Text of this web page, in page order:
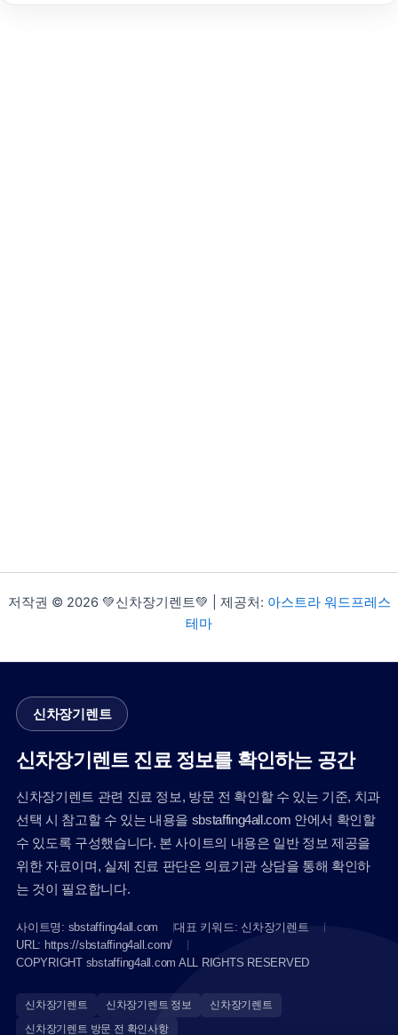
저작권 © 2026 💚신차장기렌트💚 | 제공처: 아스트라 워드프레스
테마
신차장기렌트
신차장기렌트 진료 정보를 확인하는 공간
신차장기렌트 관련 진료 정보, 방문 전 확인할 수 있는 기준, 치과
선택 시 참고할 수 있는 내용을 sbstaffing4all.com 안에서 확인할
수 있도록 구성했습니다. 본 사이트의 내용은 일반 정보 제공을
위한 자료이며, 실제 진료 판단은 의료기관 상담을 통해 확인하
는 것이 필요합니다.
사이트명: sbstaffing4all.com
대표 키워드: 신차장기렌트
URL: https://sbstaffing4all.com/
COPYRIGHT sbstaffing4all.com ALL RIGHTS RESERVED
신차장기렌트 신차장기렌트 정보
신차장기렌트
신차장기렌트 방문 전 확인사항